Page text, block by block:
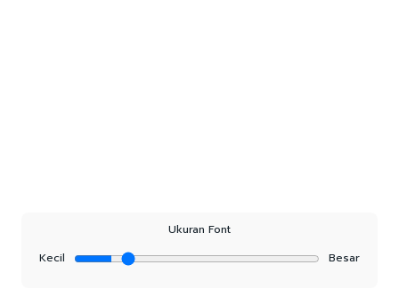
Ukuran Font
Kecil
Besar